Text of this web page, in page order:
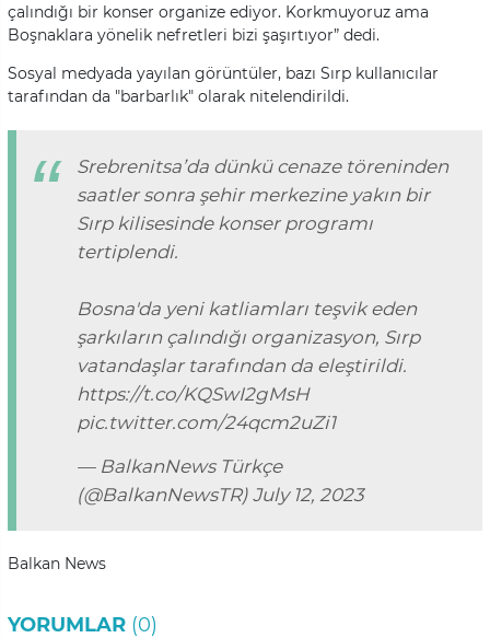
çalındığı bir konser organize ediyor. Korkmuyoruz ama
Boşnaklara yönelik nefretleri bizi şaşırtıyor” dedi.
Sosyal medyada yayılan görüntüler, bazı Sırp kullanıcılar
tarafından da "barbarlık" olarak nitelendirildi.
Srebrenitsa’da dünkü cenaze töreninden
saatler sonra şehir merkezine yakın bir
Sırp kilisesinde konser programı
tertiplendi.
Bosna'da yeni katliamları teşvik eden
şarkıların çalındığı organizasyon, Sırp
vatandaşlar tarafından da eleştirildi.
https://t.co/KQSwI2gMsH
pic.twitter.com/24qcm2uZi1
— BalkanNews Türkçe
(@BalkanNewsTR) July 12, 2023
Balkan News
YORUMLAR (0)